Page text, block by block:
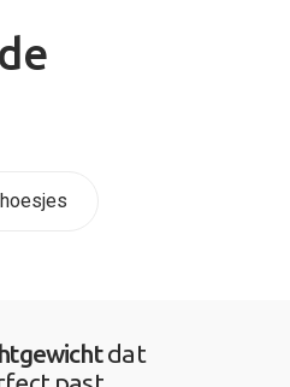
dat